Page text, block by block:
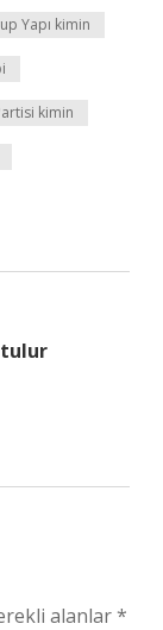
Yapı kimin
kimin
alanlar*